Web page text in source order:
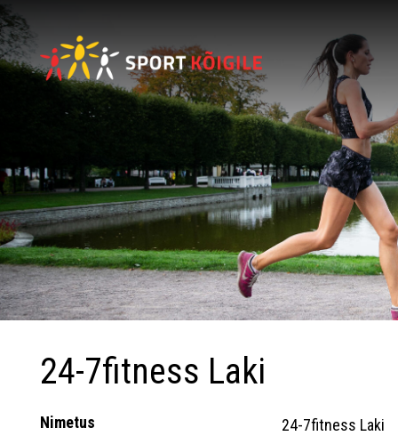
24-7fitness Laki
Nimetus
24-7fitness Laki